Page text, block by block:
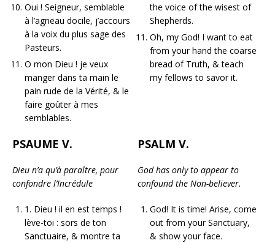
Oui ! Seigneur, semblable
à l’agneau docile, j’accours
à la voix du plus sage des
Pasteurs.
O mon Dieu ! je veux
manger dans ta main le
pain rude de la Vérité, & le
faire goûter à mes
semblables.
the voice of the wisest of
Shepherds.
Oh, my God! I want to eat
from your hand the coarse
bread of Truth, & teach
my fellows to savor it.
PSAUME V.
Dieu n’a qu’à paraître, pour
confondre l’Incrédule
1. Dieu ! il en est temps !
lève-toi : sors de ton
Sanctuaire, & montre ta
PSALM V.
God has only to appear to
confound the Non-believer.
God! It is time! Arise, come
out from your Sanctuary,
& show your face.